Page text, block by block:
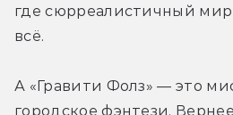
где сюрреалистичный
всё.
А «Гравити Фолз» — это
городское фэнтези.